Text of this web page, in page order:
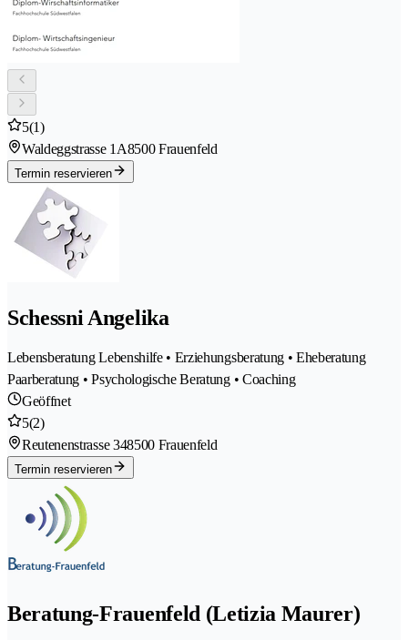
5(1)
Waldeggstrasse 1A8500 Frauenfeld
Termin reservieren
Schessni Angelika
Lebensberatung Lebenshilfe • Erziehungsberatung • Eheberatung
Paarberatung • Psychologische Beratung • Coaching
Geöffnet
5(2)
Reutenenstrasse 348500 Frauenfeld
Termin reservieren
Beratung-Frauenfeld (Letizia Maurer)